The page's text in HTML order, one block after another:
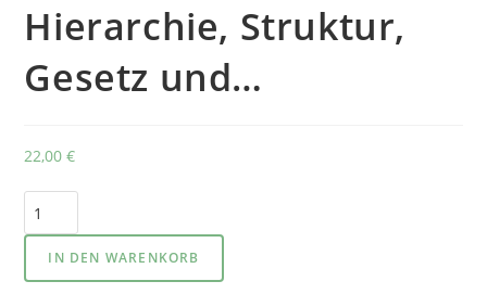
Hierarchie, Struktur,
Gesetz und…
22,00€
IN DEN WARENKORB